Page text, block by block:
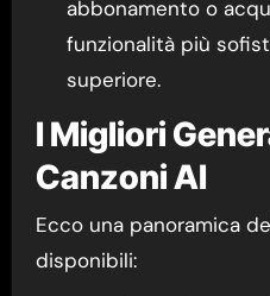
abbonamento o
funzionalità più
superiore.
I Migliori
Canzoni AI
Ecco una panoramica
disponibili: